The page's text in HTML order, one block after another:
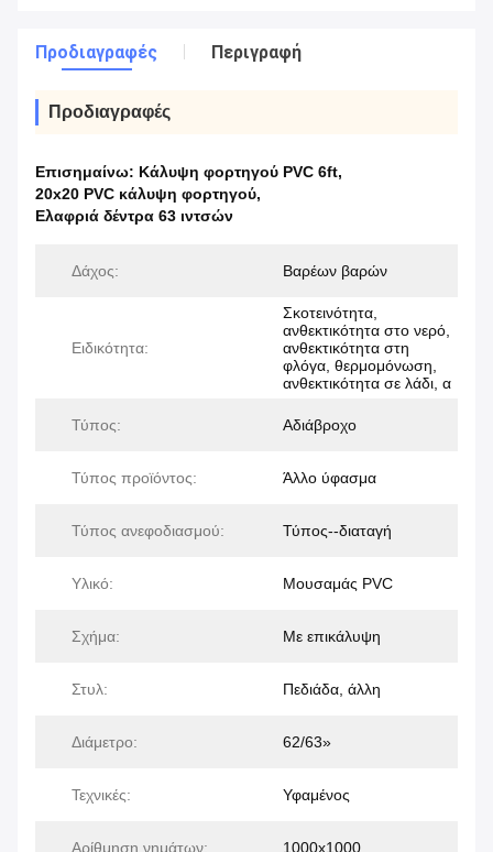
Προδιαγραφές Περιγραφή
Προδιαγραφές
Επισημαίνω: Κάλυψη φορτηγού PVC 6ft,
20x20 PVC κάλυψη φορτηγού,
Ελαφριά δέντρα 63 ιντσών
Δάχος: Βαρέων βαρών
Ειδικότητα:
Σκοτεινότητα,
ανθεκτικότητα στο νερό,
ανθεκτικότητα στη
φλόγα, θερμομόνωση,
ανθεκτικότητα σε λάδι, α
Τύπος: Αδιάβροχο
Τύπος προϊόντος: Άλλο ύφασμα
Τύπος ανεφοδιασμού: Τύπος--διαταγή
Υλικό: Μουσαμάς PVC
Σχήμα: Με επικάλυψη
Στυλ: Πεδιάδα, άλλη
Διάμετρο: 62/63»
Τεχνικές: Υφαμένος
Αρίθμηση νημάτων: 1000x1000